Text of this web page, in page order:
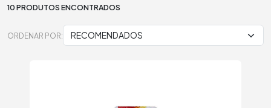
10 PRODUTOS ENCONTRADOS
ORDENAR POR: